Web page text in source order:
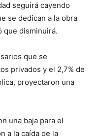
seguirá cayendo
se dedican a la obra
que disminuirá.
que se
privados y el 2,7% de
proyectaron una
una baja para el
a la caída de la